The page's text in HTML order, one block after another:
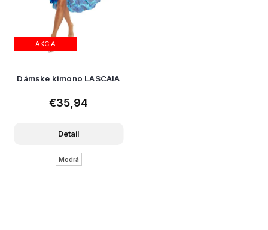
AKCIA
Dámske kimono LASCAIA
€35,94
Detail
Modrá